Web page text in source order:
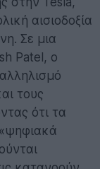
αισιοδοξία
Σε μια
Patel, ο
τους
ότι τα